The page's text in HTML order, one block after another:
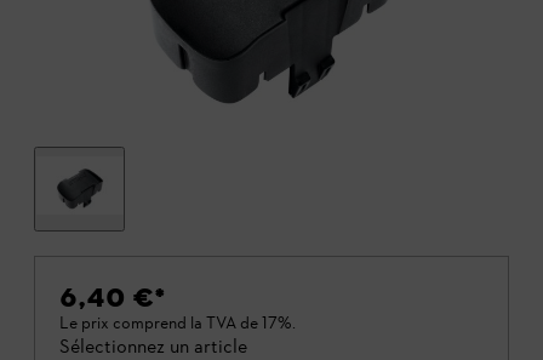
6,40 €*
Le prix comprend la TVA de 17%.
Sélectionnez un article